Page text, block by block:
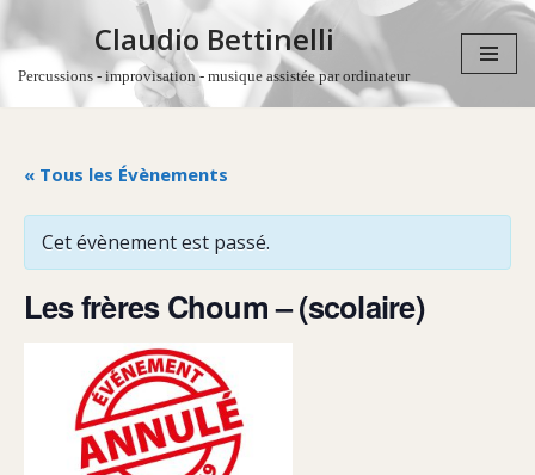
Aller
Claudio Bettinelli
Percussions - improvisation - musique assistée par ordinateur
« Tous les Évènements
Cet évènement est passé.
Les frères Choum – (scolaire)